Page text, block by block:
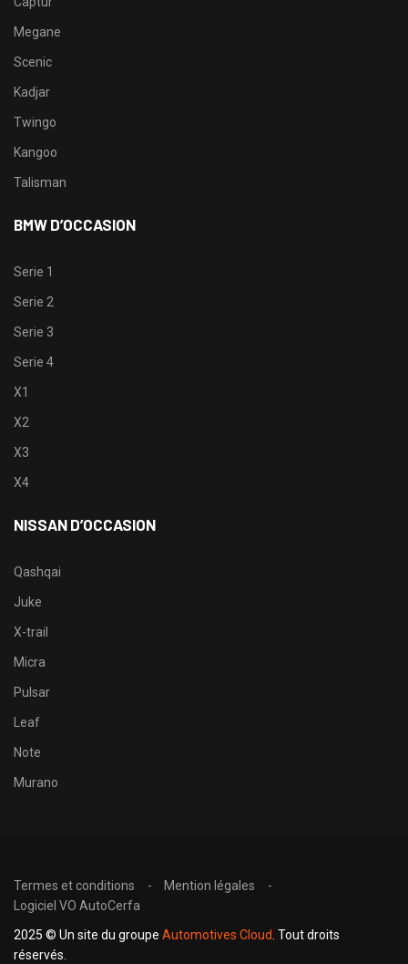
Megane
Scenic
Kadjar
Twingo
Kangoo
Talisman
BMW D’OCCASION
Serie 1
Serie 2
Serie 3
Serie 4
X1
X2
X3
X4
NISSAN D’OCCASION
Qashqai
Juke
X-trail
Micra
Pulsar
Leaf
Note
Murano
Termes et conditions
Mention légales
Logiciel VO AutoCerfa
2025 © Un site du groupe Automotives Cloud . Tout droits
réservés.